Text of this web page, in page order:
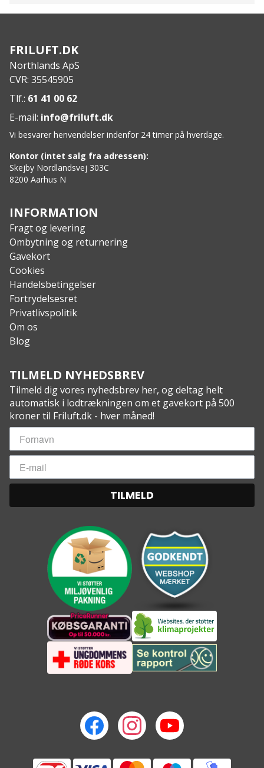
Features:
Lige æg med skandinavisk slibning.
Æggen er færdigslebet, blankpoleret og klar til
brug.
Ægbeskytter i læder.
Vægt, hoved: 850 g
Skaftlængde: 50 cm
FRILUFT.DK
Northlands ApS
CVR: 35545905
Tlf.: 61 41 00 62
E-mail: info@friluft.dk
Vi besvarer henvendelser indenfor 24 timer på hverdage.
Kontor (intet salg fra adressen):
Skejby Nordlandsvej 303C
8200 Aarhus N
INFORMATION
Fragt og levering
Ombytning og returnering
Gavekort
Cookies
Handelsbetingelser
Fortrydelsesret
Privatlivspolitik
Om os
Blog
TILMELD NYHEDSBREV
Tilmeld dig vores nyhedsbrev her, og deltag helt
automatisk i lodtrækningen om et gavekort på 500
kroner til Friluft.dk - hver måned!
TILMELD